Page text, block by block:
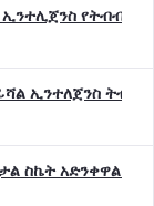
የትብብር
ኢንተለጀንስ
ስኬት አድንቀዋል